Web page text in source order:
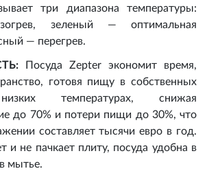
три диапазона температуры:
зеленый — оптимальная
— перегрев.
Посуда Zepter экономит время,
готовя пищу в собственных
температурах, снижая
до 70% и потери пищи до 30%, что
составляет тысячи евро в год.
и не пачкает плиту, посуда удобна в
мытье.